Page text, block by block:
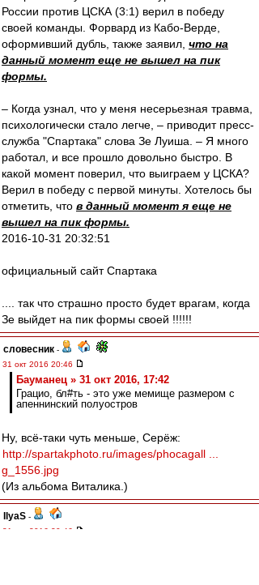
России против ЦСКА (3:1) верил в победу
своей команды. Форвард из Кабо-Верде,
оформивший дубль, также заявил, что на
данный момент еще не вышел на пик
формы.
– Когда узнал, что у меня несерьезная травма,
психологически стало легче, – приводит пресс-
служба "Спартака" слова Зе Луиша. – Я много
работал, и все прошло довольно быстро. В
какой момент поверил, что выиграем у ЦСКА?
Верил в победу с первой минуты. Хотелось бы
отметить, что в данный момент я еще не
вышел на пик формы.
2016-10-31 20:32:51
официальный сайт Спартака
.... так что страшно просто будет врагам, когда
Зе выйдет на пик формы своей !!!!!!
словесник -
31 окт 2016 20:46
Бауманец » 31 окт 2016, 17:42
Грацио, бл#ть - это уже мемище размером с
апеннинский полуостров
Ну, всё-таки чуть меньше, Серёж:
http://spartakphoto.ru/images/phocagall ...
g_1556.jpg
(Из альбома Виталика.)
IlyaS -
31 окт 2016 20:46